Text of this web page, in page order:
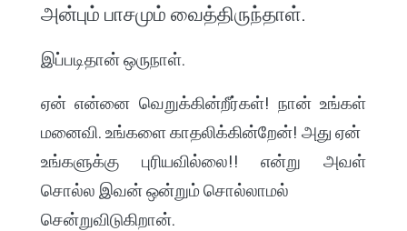
அன்பும் பாசமும் வைத்திருந்தாள்.
இப்படிதான் ஒருநாள்.
ஏன் என்னை வெறுக்கின்றீர்கள்! நான் உங்கள்
மனைவி. உங்களை காதலிக்கின்றேன்! அது ஏன்
உங்களுக்கு புரியவில்லை!! என்று அவள்
சொல்ல இவன் ஒன்றும் சொல்லாமல்
சென்றுவிடுகிறான்.